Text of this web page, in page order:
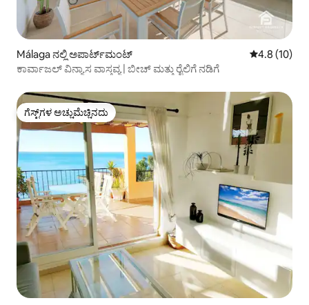
Málaga ನಲ್ಲಿ ಅಪಾರ್ಟ್‌ಮಂಟ್ 5 ರಲ್ಲಿ 4.8
4.8 (10)
ಕಾರ್ವಾಜಲ್ ವಿನ್ಯಾಸ ವಾಸ್ತವ್ಯ | ಬೀಚ್ ಮತ್ತು ರೈಲಿಗೆ ನಡಿಗೆ
ಗೆಸ್ಟ್‌ಗಳ ಅಚ್ಚುಮೆಚ್ಚಿನದು
ಗೆಸ್ಟ್‌ಗಳ ಅಚ್ಚುಮೆಚ್ಚಿನದು